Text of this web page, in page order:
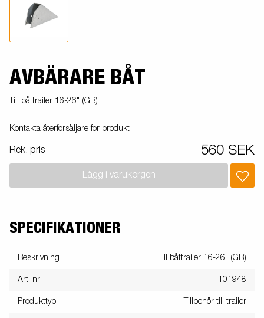
AVBÄRARE BÅT
Till båttrailer 16-26" (GB)
Kontakta återförsäljare för produkt
Rek. pris 560 SEK
Lägg i varukorgen
SPECIFIKATIONER
Beskrivning Till båttrailer 16-26" (GB)
Art. nr 101948
Produkttyp Tillbehör till trailer